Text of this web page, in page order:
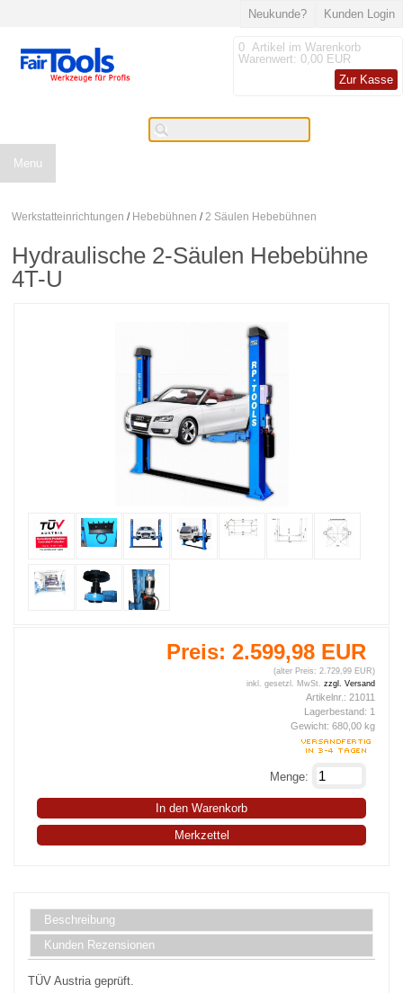
Kunden Login
Neukunde?
0 Artikel im Warenkorb
Warenwert: 0,00 EUR
Zur Kasse
Menu
Werkstatteinrichtungen / Hebebühnen /2 Säulen Hebebühnen
Hydraulische 2-Säulen Hebebühne
4T-U
Preis: 2.599,98 EUR
(alter Preis: 2.729,99 EUR)
inkl. gesetzl. MwSt. zzgl. Versand
Artikelnr.: 21011
Lagerbestand: 1
Gewicht: 680,00 kg
Menge:
In den Warenkorb
Merkzettel
Beschreibung
Kunden Rezensionen
TÜV Austria geprüft.